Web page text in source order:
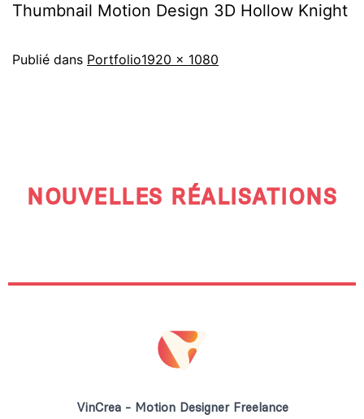
Thumbnail Motion Design 3D Hollow Knight
Publié dans Portfolio1920 × 1080
NOUVELLES RÉALISATIONS
VinCrea - Motion Designer Freelance